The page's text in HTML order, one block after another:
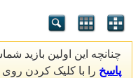
چنانچه این اولین بازید
پاسخ را با کلیک کردن روی